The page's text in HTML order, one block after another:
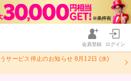
会員登録 ログイン
サービス停止のお知らせ 8月12日 (水)